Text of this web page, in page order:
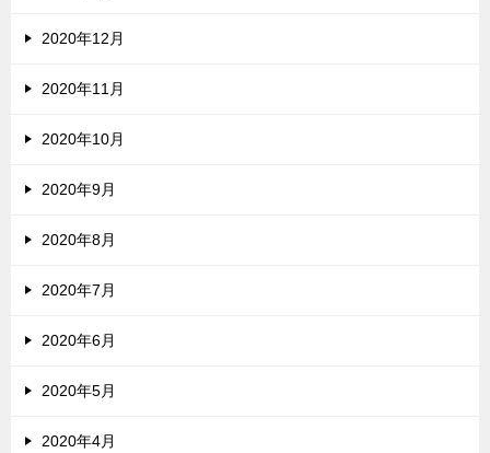
2020年12月
2020年11月
2020年10月
2020年9月
2020年8月
2020年7月
2020年6月
2020年5月
2020年4月